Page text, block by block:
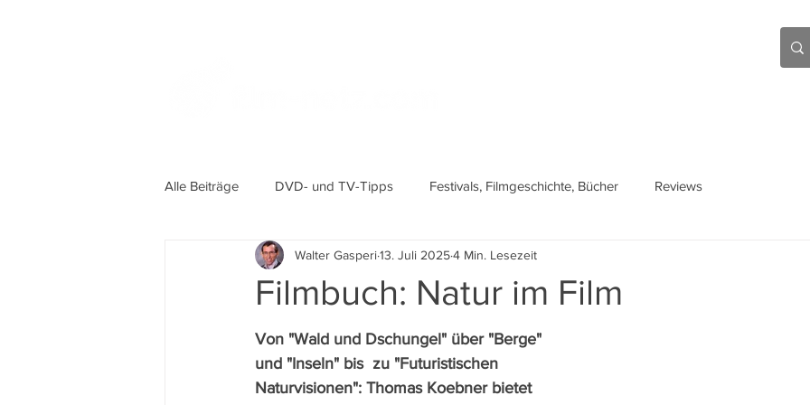
Alle Beiträge DVD- und TV-Tipps Festivals, Filmgeschichte, Bücher Reviews
Filmbuch: Natur im Film
Walter Gasperi13. Juli 20254 Min. Lesezeit
Von "Wald und Dschungel" über "Berge"
und "Inseln" bis  zu "Futuristischen
Naturvisionen": Thomas Koebner bietet